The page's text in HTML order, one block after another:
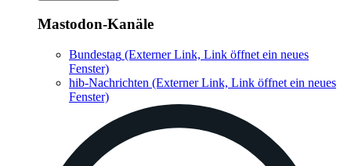
Mastodon-Kanäle
Bundestag (Externer Link, Link öffnet ein neues
Fenster)
hib-Nachrichten (Externer Link, Link öffnet ein neues
Fenster)